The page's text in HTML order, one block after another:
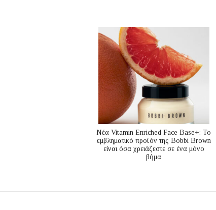
Nέα Vitamin Enriched Face Base+: Το
εμβληματικό προϊόν της Bobbi Brown
είναι όσα χρειάζεστε σε ένα μόνο
βήμα